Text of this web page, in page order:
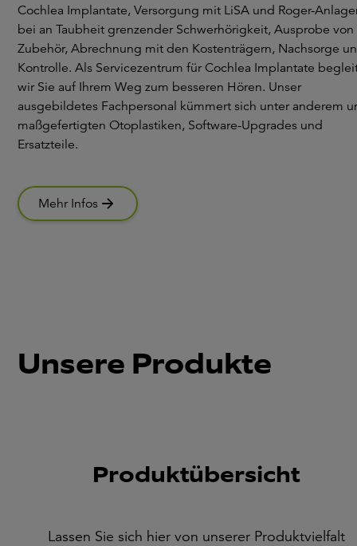
Cochlea Implantate, Versorgung mit LiSA und Roger-
bei an Taubheit grenzender Schwerhörigkeit, Ausprobe von
Zubehör, Abrechnung mit den Kostenträgern, Nachsorge
Kontrolle. Als Servicezentrum für Cochlea Implantate
wir Sie auf Ihrem Weg zum besseren Hören. Unser
ausgebildetes Fachpersonal kümmert sich unter anderem
maßgefertigten Otoplastiken, Software-Upgrades und
Ersatzteile.
Mehr Infos
Unsere Produkte
Produktübersicht
Lassen Sie sich hier von unserer Produktvielfalt